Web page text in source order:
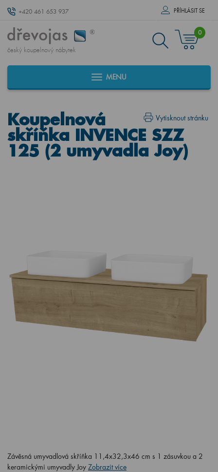
+420 461 653 937 PŘÍHLÁSIT SE
český koupelnový nábytek
0
MENU
Vytisknout stránku
Koupelnová
skříňka INVENCE SZZ
125 (2 umyvadla Joy)
Závěsná umyvadlová skříňka 11,4x32,3x46 cm s 1 zásuvkou a 2
keramickými umyvadly Joy Zobrazit více